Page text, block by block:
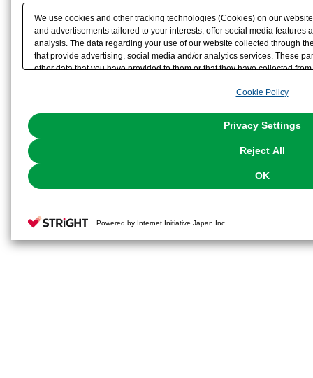
We use cookies and other tracking technologies (Cookies) on our
and advertisements tailored to your interests, offer social media features
analysis. The data regarding your use of our website collected through
that provide advertising, social media and/or analytics services. These
other data that you have provided to them or that they have collected
the use of all Cookies except for Strictly Necessary Cookies, please
You can change your consent or rejection settings at any time via
Cookie Policy
Privacy Settings
Reject All
OK
Powered by Internet Initiative Japan Inc.